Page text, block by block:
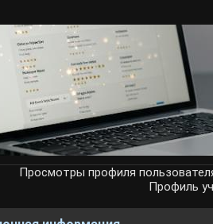
Просмотры профиля
Профиль